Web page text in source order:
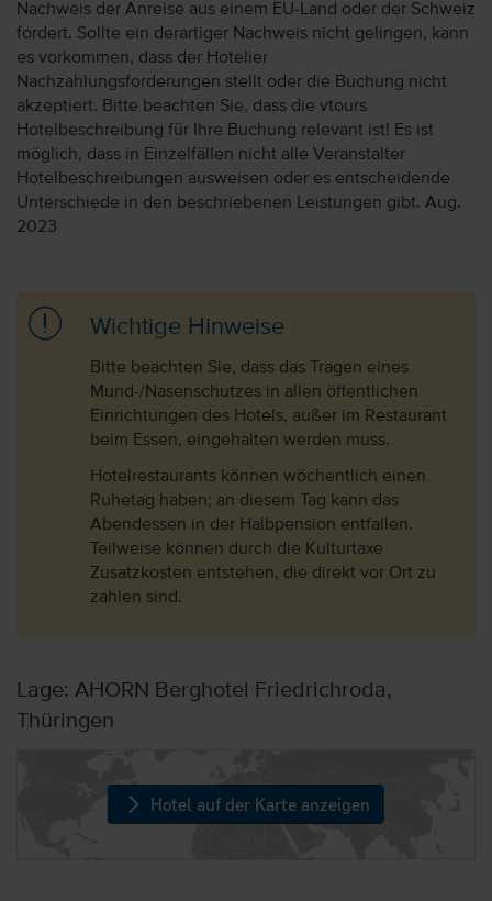
Nachweis der Anreise aus einem EU-Land oder der Schweiz
fordert. Sollte ein derartiger Nachweis nicht gelingen, kann
es vorkommen, dass der Hotelier
Nachzahlungsforderungen stellt oder die Buchung nicht
akzeptiert. Bitte beachten Sie, dass die vtours
Hotelbeschreibung für Ihre Buchung relevant ist! Es ist
möglich, dass in Einzelfällen nicht alle Veranstalter
Hotelbeschreibungen ausweisen oder es entscheidende
Unterschiede in den beschriebenen Leistungen gibt. Aug.
2023
Wichtige Hinweise
Bitte beachten Sie, dass das Tragen eines
Mund-/Nasenschutzes in allen öffentlichen
Einrichtungen des Hotels, außer im Restaurant
beim Essen, eingehalten werden muss.
Hotelrestaurants können wöchentlich einen
Ruhetag haben; an diesem Tag kann das
Abendessen in der Halbpension entfallen.
Teilweise können durch die Kulturtaxe
Zusatzkosten entstehen, die direkt vor Ort zu
zahlen sind.
Lage: AHORN Berghotel Friedrichroda,
Thüringen
Hotel auf der Karte anzeigen